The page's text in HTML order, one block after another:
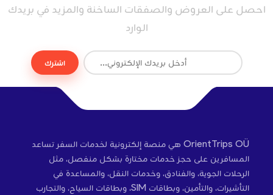
احصل على العروض والصفقات الساخنة والمزيد في بريدك
الوارد
اشترك
OrientTrips OÜ هي منصة إلكترونية لخدمات السفر تساعد
المسافرين على حجز خدمات مختارة بشكل منفصل، مثل
الرحلات الجوية، والفنادق، وخدمات النقل، والمساعدة في
التأشيرات، والتأمين، وبطاقات SIM، وبطاقات السياح، والتجارب